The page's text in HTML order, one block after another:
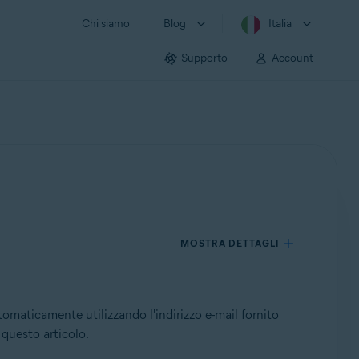
Chi siamo Blog Italia
Supporto Account
MOSTRA DETTAGLI
utilizzando l'indirizzo e-mail fornito
articolo.